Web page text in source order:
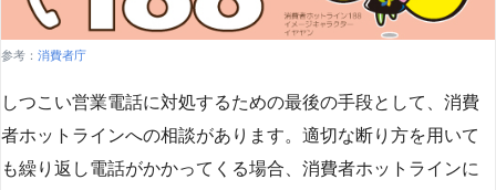
参考： 消費者庁
しつこい営業電話に対処するための最後の手段として、消費
者ホットラインへの相談があります。適切な断り方を用いて
も繰り返し電話がかかってくる場合、消費者ホットラインに